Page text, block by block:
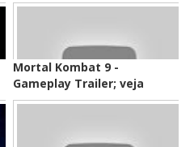
Mortal Kombat 9 -
Gameplay Trailer; veja